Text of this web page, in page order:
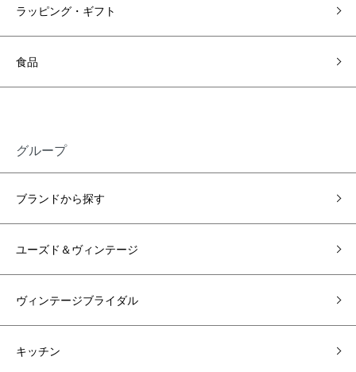
ラッピング・ギフト
食品
グループ
ブランドから探す
ユーズド＆ヴィンテージ
ヴィンテージブライダル
キッチン